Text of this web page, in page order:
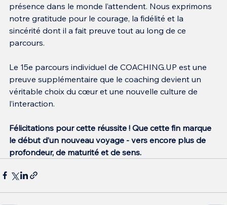
présence dans le monde l’attendent. Nous exprimons
notre gratitude pour le courage, la fidélité et la
sincérité dont il a fait preuve tout au long de ce
parcours.
Le 15e parcours individuel de COACHING.UP est une
preuve supplémentaire que le coaching devient un
véritable choix du cœur et une nouvelle culture de
l’interaction.
Félicitations pour cette réussite ! Que cette fin marque
le début d’un nouveau voyage - vers encore plus de
profondeur, de maturité et de sens.